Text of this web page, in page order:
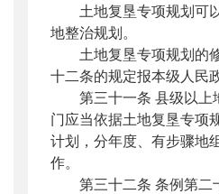
土地复垦专项规划可以
地整治规划。
土地复垦专项规划的修
十二条的规定报本级人民
第三十一条 县级以上
门应当依据土地复垦专项
计划，分年度、有步骤地
作。
第三十二条 条例第二